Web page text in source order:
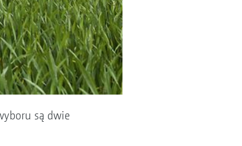
są dwie